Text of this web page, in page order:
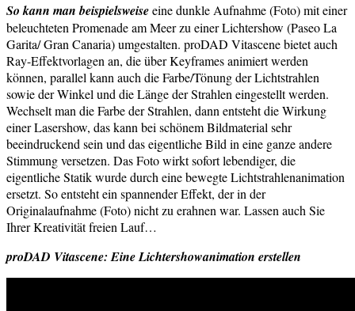
So kann man beispielsweiseeine dunkle Aufnahme (Foto) mit einer
beleuchteten Promenade am Meer zu einer Lichtershow (Paseo La
Garita/ Gran Canaria) umgestalten. proDAD Vitascene bietet auch
Ray-Effektvorlagen an, die über Keyframes animiert werden
können, parallel kann auch die Farbe/Tönung der Lichtstrahlen
sowie der Winkel und die Länge der Strahlen eingestellt werden.
Wechselt man die Farbe der Strahlen, dann entsteht die Wirkung
einer Lasershow, das kann bei schönem Bildmaterial sehr
beeindruckend sein und das eigentliche Bild in eine ganze andere
Stimmung versetzen. Das Foto wirkt sofort lebendiger, die
eigentliche Statik wurde durch eine bewegte Lichtstrahlenanimation
ersetzt. So entsteht ein spannender Effekt, der in der
Originalaufnahme (Foto) nicht zu erahnen war. Lassen auch Sie
Ihrer Kreativität freien Lauf…
proDAD Vitascene: Eine Lichtershowanimation erstellen